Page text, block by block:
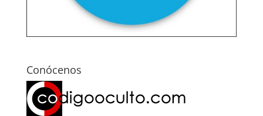
Conócenos